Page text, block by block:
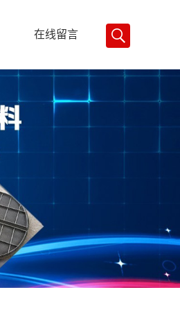
在线留言